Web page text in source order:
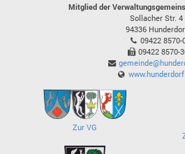
Mitglied der
Sollacher Str. 4
94336
09422 8570-
09422 8570-
Zur VG